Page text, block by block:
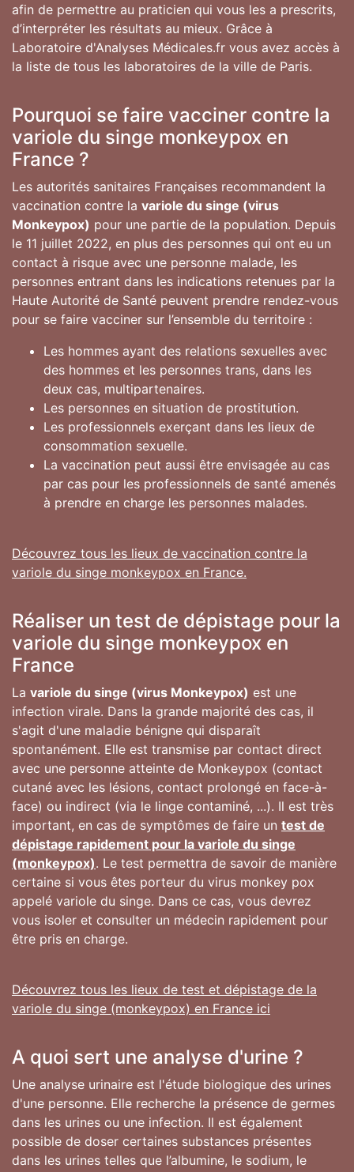
afin de permettre au praticien qui vous les a prescrits,
d’interpréter les résultats au mieux. Grâce à
Laboratoire d'Analyses Médicales.fr vous avez accès à
la liste de tous les laboratoires de la ville de Paris.
Pourquoi se faire vacciner contre la
variole du singe monkeypox en
France ?
Les autorités sanitaires Françaises recommandent la
vaccination contre la variole du singe (virus
Monkeypox) pour une partie de la population. Depuis
le 11 juillet 2022, en plus des personnes qui ont eu un
contact à risque avec une personne malade, les
personnes entrant dans les indications retenues par la
Haute Autorité de Santé peuvent prendre rendez-vous
pour se faire vacciner sur l’ensemble du territoire :
Les hommes ayant des relations sexuelles avec
des hommes et les personnes trans, dans les
deux cas, multipartenaires.
Les personnes en situation de prostitution.
Les professionnels exerçant dans les lieux de
consommation sexuelle.
La vaccination peut aussi être envisagée au cas
par cas pour les professionnels de santé amenés
à prendre en charge les personnes malades.
Découvrez tous les lieux de vaccination contre la
variole du singe monkeypox en France.
Réaliser un test de dépistage pour la
variole du singe monkeypox en
France
La variole du singe (virus Monkeypox) est une
infection virale. Dans la grande majorité des cas, il
s'agit d'une maladie bénigne qui disparaît
spontanément. Elle est transmise par contact direct
avec une personne atteinte de Monkeypox (contact
cutané avec les lésions, contact prolongé en face-à-
face) ou indirect (via le linge contaminé, ...). Il est très
important, en cas de symptômes de faire un test de
dépistage rapidement pour la variole du singe
(monkeypox). Le test permettra de savoir de manière
certaine si vous êtes porteur du virus monkey pox
appelé variole du singe. Dans ce cas, vous devrez
vous isoler et consulter un médecin rapidement pour
être pris en charge.
Découvrez tous les lieux de test et dépistage de la
variole du singe (monkeypox) en France ici
A quoi sert une analyse d'urine ?
Une analyse urinaire est l'étude biologique des urines
d'une personne. Elle recherche la présence de germes
dans les urines ou une infection. Il est également
possible de doser certaines substances présentes
dans les urines telles que l’albumine, le sodium, le